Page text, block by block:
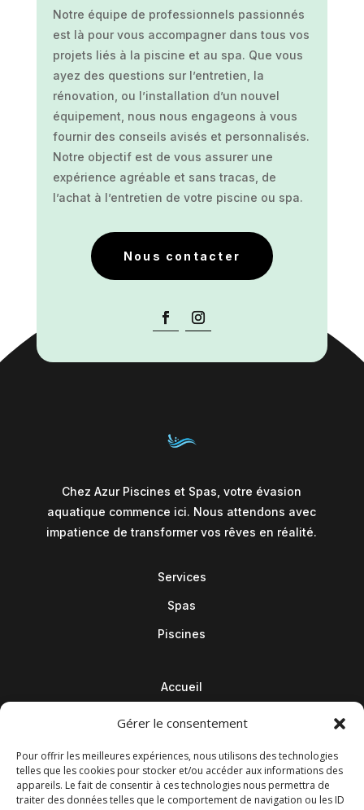
Gérer le consentement
Pour offrir les meilleures expériences, nous utilisons des technologies
telles que les cookies pour stocker et/ou accéder aux informations des
appareils. Le fait de consentir à ces technologies nous permettra de
traiter des données telles que le comportement de navigation ou les ID
Notre équipe de professionnels passionnés
est là pour vous accompagner dans tous vos
projets liés à la piscine et au spa. Que vous
ayez des questions sur l’entretien, la
rénovation, ou l’installation d’un nouvel
équipement, nous nous engageons à vous
fournir des conseils avisés et personnalisés.
Notre objectif est de vous assurer une
expérience agréable et sans tracas, de
l’achat à l’entretien de votre piscine ou spa.
Nous contacter
Chez Azur Piscines et Spas, votre évasion
aquatique commence ici. Nous attendons avec
impatience de transformer vos rêves en réalité.
Services
Spas
Piscines
Accueil